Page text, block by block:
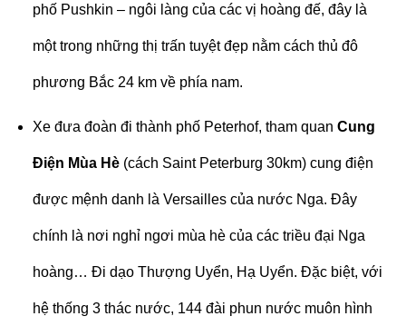
phố Pushkin – ngôi làng của các vị hoàng đế, đây là
một trong những thị trấn tuyệt đẹp nằm cách thủ đô
phương Bắc 24 km về phía nam.
Xe đưa đoàn đi thành phố Peterhof, tham quan Cung
Điện Mùa Hè(cách Saint Peterburg 30km) cung điện
được mệnh danh là Versailles của nước Nga. Đây
chính là nơi nghỉ ngơi mùa hè của các triều đại Nga
hoàng… Đi dạo Thượng Uyển, Hạ Uyển. Đặc biệt, với
hệ thống 3 thác nước, 144 đài phun nước muôn hình